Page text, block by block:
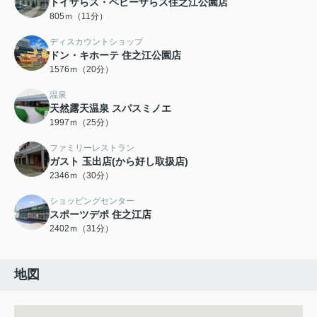
805ｍ（11分）
ディスカウントショップ
ドン・キホーテ 住之江公園店
1576ｍ（20分）
温泉
天然露天温泉 スパスミノエ
1997ｍ（25分）
ファミリーレストラン
ガスト 玉出店(から好し取扱店)
2346ｍ（30分）
ショッピングセンター
スポーツデポ 住之江店
2402ｍ（31分）
地図